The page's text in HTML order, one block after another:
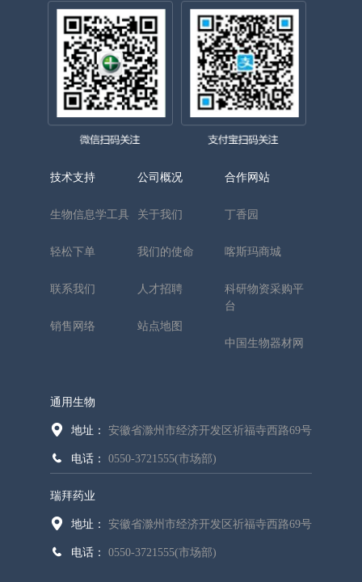
技术支持
生物信息学工具
轻松下单
联系我们
销售网络
公司概况
关于我们
我们的使命
人才招聘
站点地图
合作网站
丁香园
喀斯玛商城
科研物资采购平
台
中国生物器材网
通用生物
地址： 安徽省滁州市经济开发区祈福寺西路69号
电话： 0550-3721555(市场部)
瑞拜药业
地址： 安徽省滁州市经济开发区祈福寺西路69号
电话： 0550-3721555(市场部)